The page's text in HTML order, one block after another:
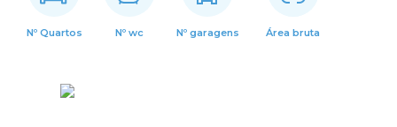
Nº Quartos Nº wc Nº garagens Área bruta